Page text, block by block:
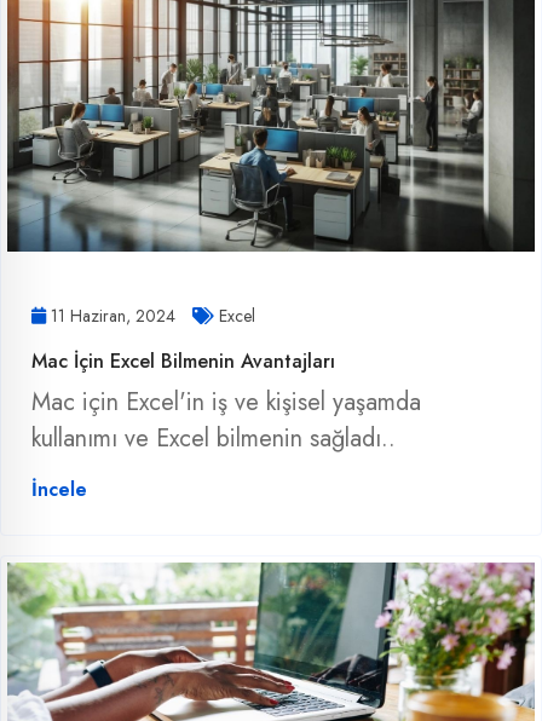
11 Haziran, 2024 Excel
Mac İçin Excel Bilmenin Avantajları
Mac için Excel'in iş ve kişisel yaşamda
kullanımı ve Excel bilmenin sağladı..
İncele